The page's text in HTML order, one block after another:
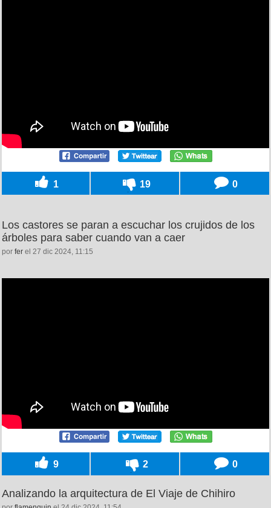
1 19 0
Los castores se paran a escuchar los crujidos de los
árboles para saber cuando van a caer
por fer el 27 dic 2024, 11:15
9 2 0
Analizando la arquitectura de El Viaje de Chihiro